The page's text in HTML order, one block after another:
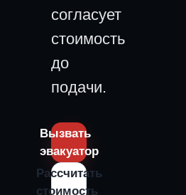
согласует
стоимость
до
подачи.
Вызвать
эвакуатор
Рассчитать
стоимость